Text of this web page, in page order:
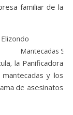
familiar de la
Mantecadas
la Panificadora
y los
de asesinatos